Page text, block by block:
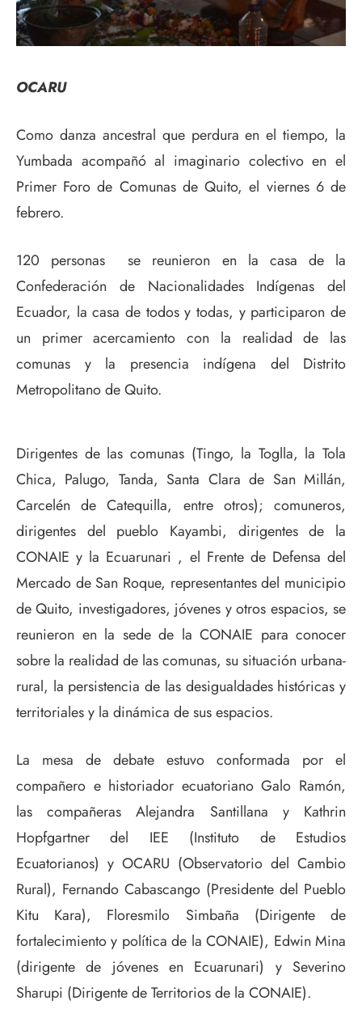
OCARU
Como danza ancestral que perdura en el tiempo, la
Yumbada acompañó al imaginario colectivo en el
Primer Foro de Comunas de Quito, el viernes 6 de
febrero.
120 personas se reunieron en la casa de la
Confederación de Nacionalidades Indígenas del
Ecuador, la casa de todos y todas, y participaron de
un primer acercamiento con la realidad de las
comunas y la presencia indígena del Distrito
Metropolitano de Quito.
Dirigentes de las comunas (Tingo, la Toglla, la Tola
Chica, Palugo, Tanda, Santa Clara de San Millán,
Carcelén de Catequilla, entre otros); comuneros,
dirigentes del pueblo Kayambi, dirigentes de la
CONAIE y la Ecuarunari , el Frente de Defensa del
Mercado de San Roque, representantes del municipio
de Quito, investigadores, jóvenes y otros espacios, se
reunieron en la sede de la CONAIE para conocer
sobre la realidad de las comunas, su situación urbana-
rural, la persistencia de las desigualdades históricas y
territoriales y la dinámica de sus espacios.
La mesa de debate estuvo conformada por el
compañero e historiador ecuatoriano Galo Ramón,
las compañeras Alejandra Santillana y Kathrin
Hopfgartner del IEE (Instituto de Estudios
Ecuatorianos) y OCARU (Observatorio del Cambio
Rural), Fernando Cabascango (Presidente del Pueblo
Kitu Kara), Floresmilo Simbaña (Dirigente de
fortalecimiento y política de la CONAIE), Edwin Mina
(dirigente de jóvenes en Ecuarunari) y Severino
Sharupi (Dirigente de Territorios de la CONAIE).